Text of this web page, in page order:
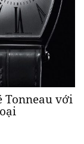
Tonneau với